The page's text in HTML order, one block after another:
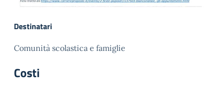
Destinatari
Comunità scolastica e famiglie
Costi